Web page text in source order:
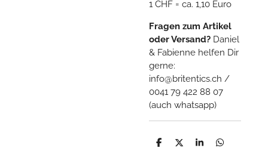
1 CHF = ca. 1,10 Euro
Fragen zum Artikel
oder Versand? Daniel
& Fabienne helfen Dir
gerne:
info@britentics.ch /
0041 79 422 88 07
(auch whatsapp)
T T T T